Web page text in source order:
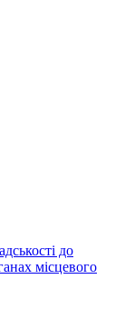
до
місцевого